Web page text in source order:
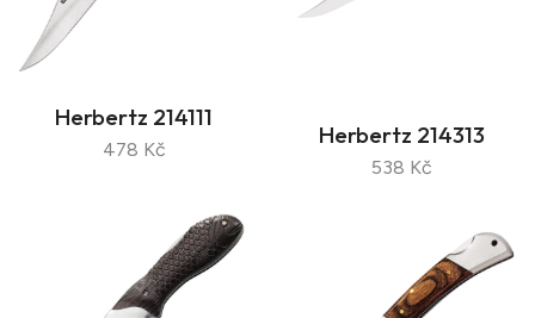
Herbertz 214111
478 Kč
Herbertz 214313
538 Kč